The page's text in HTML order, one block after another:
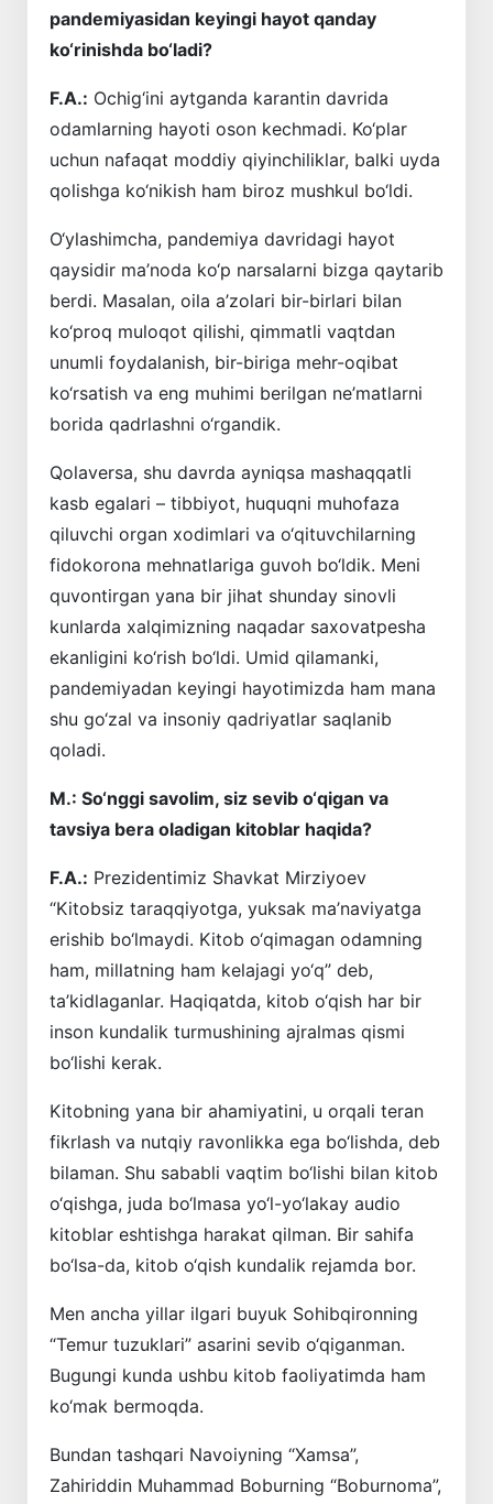
pandemiyasidan keyingi hayot qanday
ko‘rinishda bo‘ladi?
F.A.: Ochig‘ini aytganda karantin davrida
odamlarning hayoti oson kechmadi. Ko‘plar
uchun nafaqat moddiy qiyinchiliklar, balki uyda
qolishga ko‘nikish ham biroz mushkul bo‘ldi.
O‘ylashimcha, pandemiya davridagi hayot
qaysidir ma’noda ko‘p narsalarni bizga qaytarib
berdi. Masalan, oila a’zolari bir-birlari bilan
ko‘proq muloqot qilishi, qimmatli vaqtdan
unumli foydalanish, bir-biriga mehr-oqibat
ko‘rsatish va eng muhimi berilgan ne’matlarni
borida qadrlashni o‘rgandik.
Qolaversa, shu davrda ayniqsa mashaqqatli
kasb egalari – tibbiyot, huquqni muhofaza
qiluvchi organ xodimlari va o‘qituvchilarning
fidokorona mehnatlariga guvoh bo‘ldik. Meni
quvontirgan yana bir jihat shunday sinovli
kunlarda xalqimizning naqadar saxovatpesha
ekanligini ko‘rish bo‘ldi. Umid qilamanki,
pandemiyadan keyingi hayotimizda ham mana
shu go‘zal va insoniy qadriyatlar saqlanib
qoladi.
M.: So‘nggi savolim, siz sevib o‘qigan va
tavsiya bera oladigan kitoblar haqida?
F.A.: Prezidentimiz Shavkat Mirziyoev
“Kitobsiz taraqqiyotga, yuksak ma’naviyatga
erishib bo‘lmaydi. Kitob o‘qimagan odamning
ham, millatning ham kelajagi yo‘q” deb,
ta’kidlaganlar. Haqiqatda, kitob o‘qish har bir
inson kundalik turmushining ajralmas qismi
bo‘lishi kerak.
Kitobning yana bir ahamiyatini, u orqali teran
fikrlash va nutqiy ravonlikka ega bo‘lishda, deb
bilaman. Shu sababli vaqtim bo‘lishi bilan kitob
o‘qishga, juda bo‘lmasa yo‘l-yo‘lakay audio
kitoblar eshtishga harakat qilman. Bir sahifa
bo‘lsa-da, kitob o‘qish kundalik rejamda bor.
Men ancha yillar ilgari buyuk Sohibqironning
“Temur tuzuklari” asarini sevib o‘qiganman.
Bugungi kunda ushbu kitob faoliyatimda ham
ko‘mak bermoqda.
Bundan tashqari Navoiyning “Xamsa”,
Zahiriddin Muhammad Boburning “Boburnoma”,